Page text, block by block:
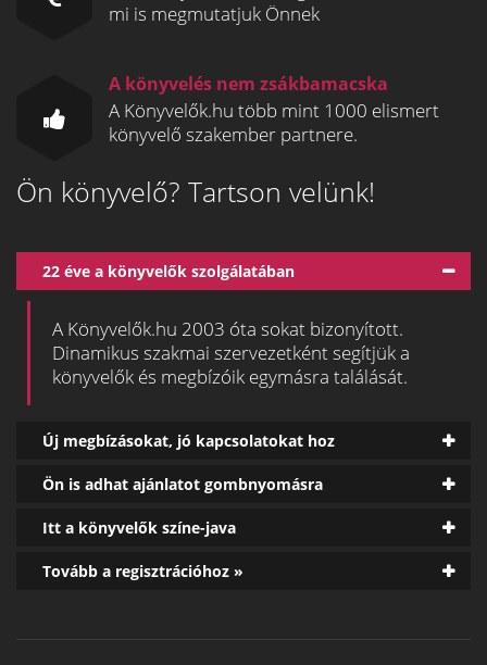
mi is megmutatjuk Önnek
A könyvelés nem zsákbamacska
A Könyvelők.hu több mint 1000 elismert
könyvelő szakember partnere.
Ön könyvelő? Tartson velünk!
22 éve a könyvelők szolgálatában
A Könyvelők.hu 2003 óta sokat bizonyított.
Dinamikus szakmai szervezetként segítjük a
könyvelők és megbízóik egymásra találását.
Új megbízásokat, jó kapcsolatokat hoz
Ön is adhat ajánlatot gombnyomásra
Itt a könyvelők színe-java
Tovább a regisztrációhoz »